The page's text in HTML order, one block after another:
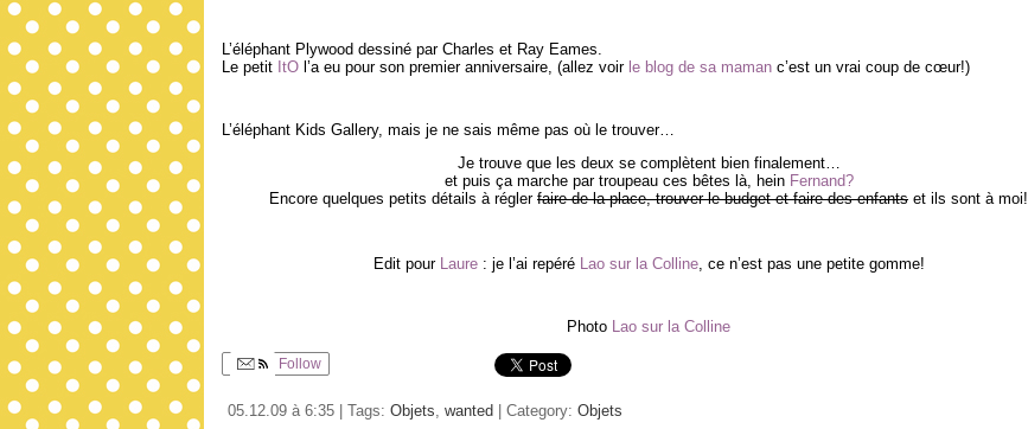
L’éléphant Plywood dessiné par Charles et Ray Eames.
Le petit ItO l’a eu pour son premier anniversaire, (allez voir le blog de sa maman c’est un vrai coup de cœur!)
L’éléphant Kids Gallery, mais je ne sais même pas où le trouver…
Je trouve que les deux se complètent bien finalement…
et puis ça marche par troupeau ces bêtes là, hein Fernand?
Encore quelques petits détails à régler faire de la place, trouver le budget et faire des enfants et ils sont à moi!
Edit pour Laure: je l’ai repéré Lao sur la Colline, ce n’est pas une petite gomme!
Photo Lao sur la Colline
Follow
05.12.09 à 6:35 | Tags: Objets wanted | Category: Objets